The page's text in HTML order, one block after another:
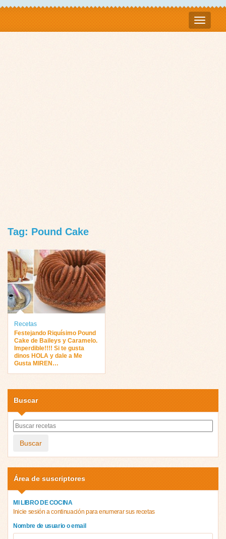
Tag: Pound Cake
Recetas
Festejando Riquísimo Pound
Cake de Baileys y Caramelo.
Imperdible!!!! Si te gusta
dinos HOLA y dale a Me
Gusta MIREN…
Buscar
Buscar
Área de suscriptores
MI LIBRO DE COCINA
Inicie sesión a continuación para enumerar sus recetas
Nombre de usuario o email